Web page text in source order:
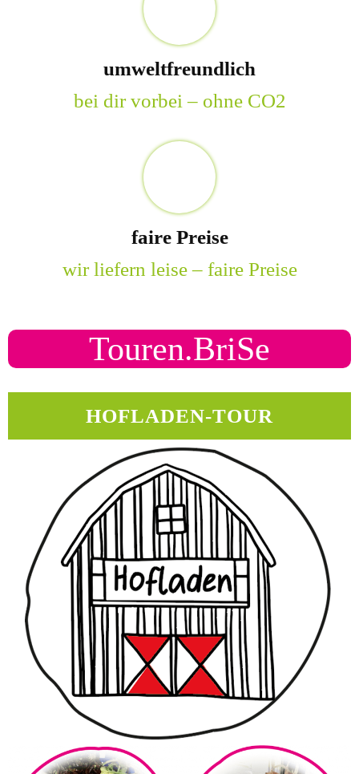
umweltfreundlich
bei dir vorbei – ohne CO2
faire Preise
wir liefern leise – faire Preise
Touren.BriSe
HOFLADEN-TOUR